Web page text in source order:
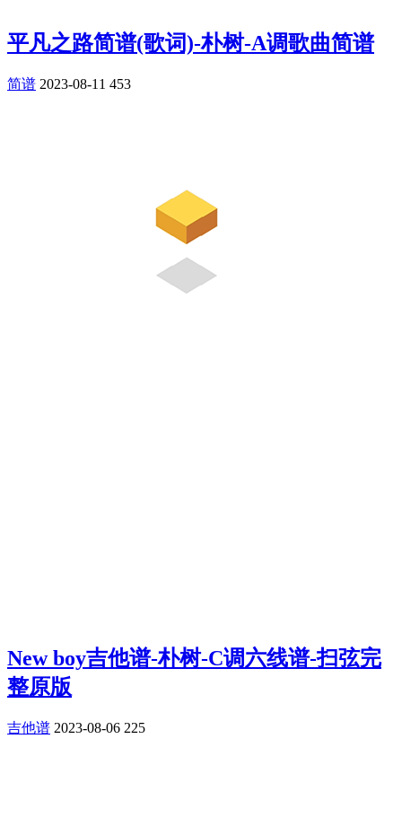
平凡之路简谱(歌词)-朴树-A调歌曲简谱
简谱 2023-08-11 453
New boy吉他谱-朴树-C调六线谱-扫弦完
整原版
吉他谱 2023-08-06 225